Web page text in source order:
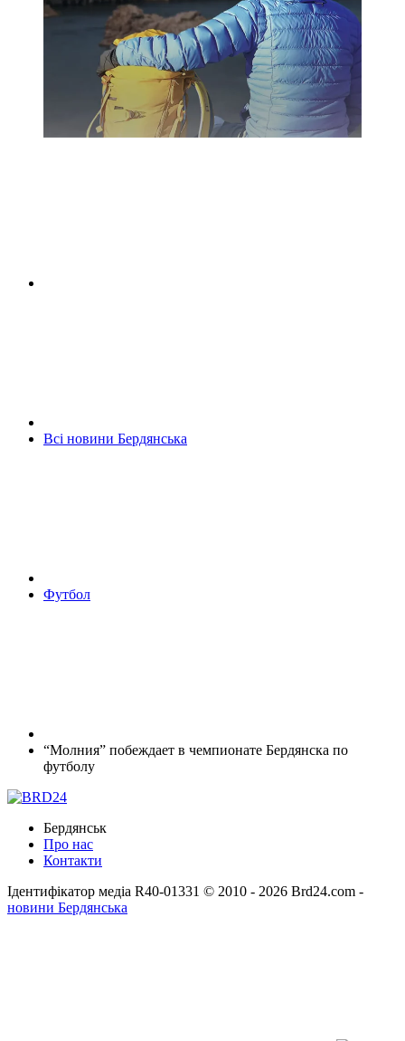
Всі новини Бердянська
Футбол
“Молния” побеждает в чемпионате Бердянска по
футболу
Бердянськ
Про нас
Контакти
Ідентифікатор медіа R40-01331 © 2010 - 2026 Brd24.com -
новини Бердянська